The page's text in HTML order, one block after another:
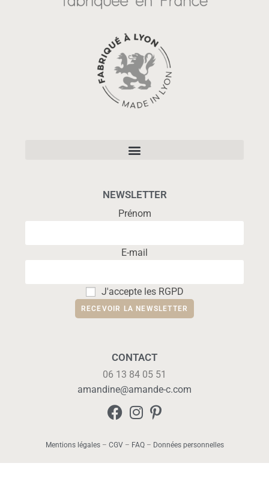
NEWSLETTER
Prénom
E-mail
J'accepte les RGPD
CONTACT
06 13 84 05 51
amandine@amande-c.com
Mentions légales– CGV– FAQ– Données personnelles